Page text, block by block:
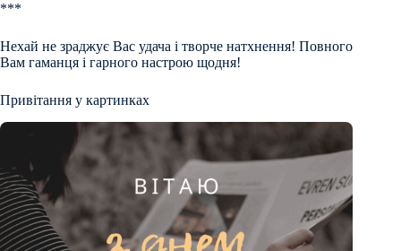
***
Нехай не зраджує Вас удача і творче натхнення! Повного
Вам гаманця і гарного настрою щодня!
Привітання у картинках